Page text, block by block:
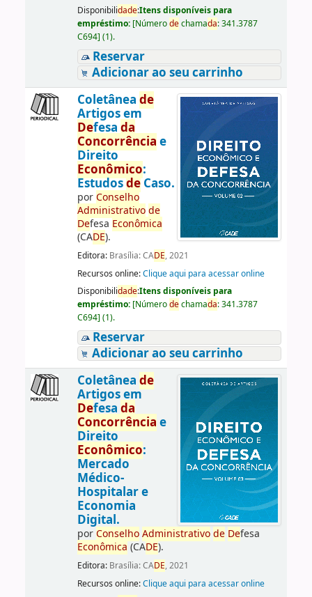
Disponibilidade:Itens disponíveis para
empréstimo: [Númerodechamada:341.3787
C694] (1).
Reservar
Adicionar ao seu carrinho
Coletânea de
Artigos em
Defesa da
Concorrência e
Direito
Econômico:
EstudosdeCaso.
porConselho
Administrativo de
Defesa Econômica
(CADE).
Editora: Brasília: CADE, 2021
Recursos online:Clique aqui para acessar online
Disponibilidade:Itens disponíveis para
empréstimo: [Númerodechamada:341.3787
C694] (1).
Reservar
Adicionar ao seu carrinho
Coletânea de
Artigos em
Defesa da
Concorrência e
Direito
Econômico:
Mercado
Médico-
Hospitalar e
Economia
Digital.
porConselho Administrativo de Defesa
Econômica (CADE).
Editora: Brasília: CADE, 2021
Recursos online:Clique aqui para acessar online